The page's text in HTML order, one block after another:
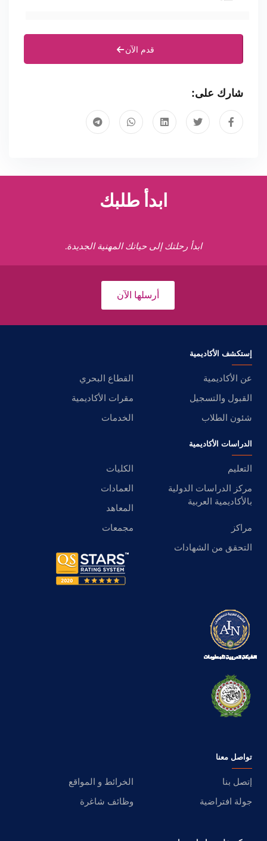
قدم الآن
شارك على:
ابدأ طلبك
ابدأ رحلتك إلى حياتك المهنية الجديدة.
أرسلها الآن
إستكشف الأكاديمية
عن الأكاديمية
القطاع البحري
القبول والتسجيل
مقرات الأكاديمية
شئون الطلاب
الخدمات
الدراسات الأكاديمية
التعليم
الكليات
مركز الدراسات الدولية
بالأكاديمية العربية
العمادات
المعاهد
مراكز
مجمعات
التحقق من الشهادات
تواصل معنا
إتصل بنا
الخرائط و المواقع
جولة افتراضية
وظائف شاغرة